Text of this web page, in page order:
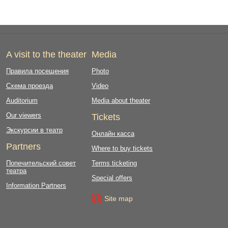
A visit to the theater
Правила посещения
Схема проезда
Auditorium
Our viewers
Экскурсии в театр
Partners
Попечительский совет
театра
Information Partners
Media
Photo
Video
Media about theater
Tickets
Онлайн касса
Where to buy tickets
Terms ticketing
Special offers
Site map